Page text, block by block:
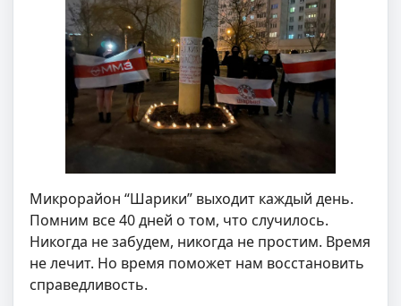
Микрорайон “Шарики” выходит каждый день.
Помним все 40 дней о том, что случилось.
Никогда не забудем, никогда не простим. Время
не лечит. Но время поможет нам восстановить
справедливость.